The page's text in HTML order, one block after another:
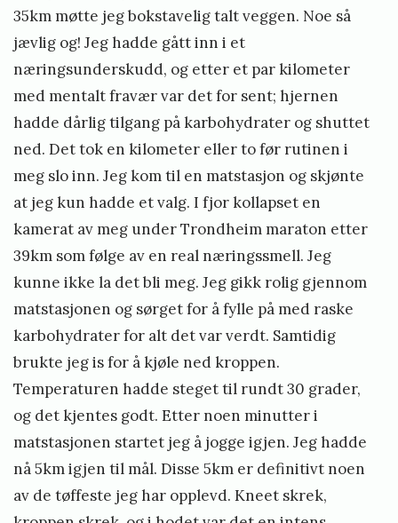
35km møtte jeg bokstavelig talt veggen. Noe så
jævlig og! Jeg hadde gått inn i et
næringsunderskudd, og etter et par kilometer
med mentalt fravær var det for sent; hjernen
hadde dårlig tilgang på karbohydrater og shuttet
ned. Det tok en kilometer eller to før rutinen i
meg slo inn. Jeg kom til en matstasjon og skjønte
at jeg kun hadde et valg. I fjor kollapset en
kamerat av meg under Trondheim maraton etter
39km som følge av en real næringssmell. Jeg
kunne ikke la det bli meg. Jeg gikk rolig gjennom
matstasjonen og sørget for å fylle på med raske
karbohydrater for alt det var verdt. Samtidig
brukte jeg is for å kjøle ned kroppen.
Temperaturen hadde steget til rundt 30 grader,
og det kjentes godt. Etter noen minutter i
matstasjonen startet jeg å jogge igjen. Jeg hadde
nå 5km igjen til mål. Disse 5km er definitivt noen
av de tøffeste jeg har opplevd. Kneet skrek,